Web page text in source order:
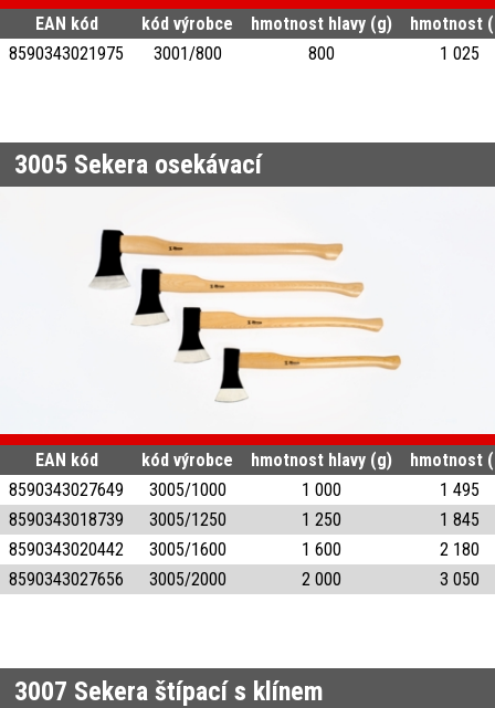
EAN kód kód výrobce hmotnost hlavy (g)
hmotnost
8590343021975
3001/800 800 1 025
3005 Sekera osekávací
EAN kód kód výrobce hmotnost hlavy (g)
hmotnost
8590343027649
3005/1000 1 000
1 495
8590343018739
3005/1250 1 250
1 845
8590343020442
3005/1600 1 600
2 180
8590343027656
3005/2000 2 000 3 050
3007 Sekera štípací s klínem